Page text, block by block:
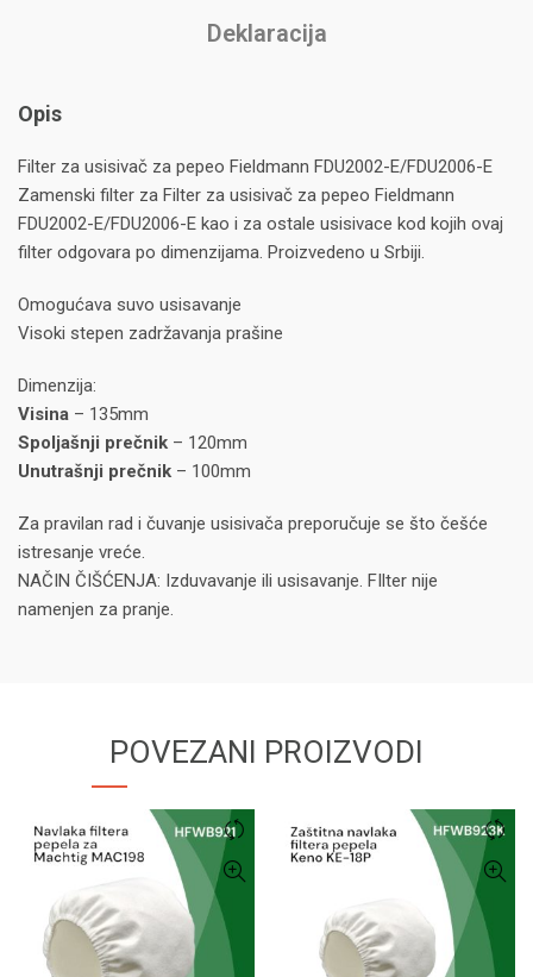
Deklaracija
Opis
Filter za usisivač za pepeo Fieldmann FDU2002-E/FDU2006-E
Zamenski filter za Filter za usisivač za pepeo Fieldmann
FDU2002-E/FDU2006-E kao i za ostale usisivace kod kojih ovaj
filter odgovara po dimenzijama. Proizvedeno u Srbiji.
Omogućava suvo usisavanje
Visoki stepen zadržavanja prašine
Dimenzija:
Visina – 135mm
Spoljašnji prečnik – 120mm
Unutrašnji prečnik – 100mm
Za pravilan rad i čuvanje usisivača preporučuje se što češće
istresanje vreće.
NAČIN ČIŠĆENJA: Izduvavanje ili usisavanje. FIlter nije
namenjen za pranje.
POVEZANI PROIZVODI